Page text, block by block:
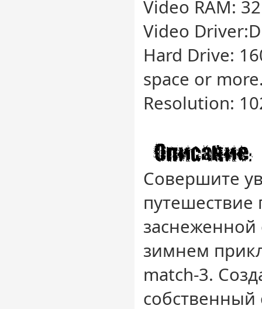
Video RAM:
Video
Hard Drive:
space or
Resolution:
Совершите
заснеженной
зимнем
match-3.